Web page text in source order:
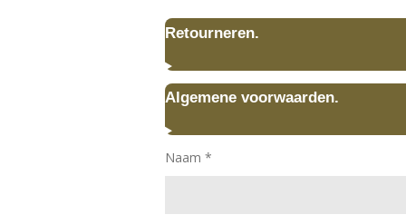
Retourneren.
Algemene voorwaarden.
Naam *